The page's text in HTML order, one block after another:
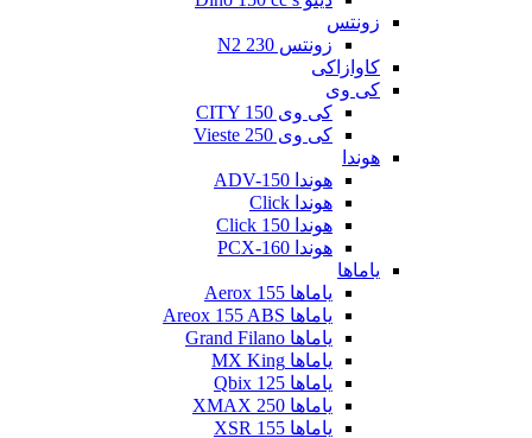
زونتس
زونتس N2 230
کاوازاکی
کی وی
کی وی CITY 150
کی وی Vieste 250
هوندا
هوندا ADV-150
هوندا Click
هوندا Click 150
هوندا PCX-160
یاماها
یاماها Aerox 155
یاماها Areox 155 ABS
یاماها Grand Filano
یاماها MX King
یاماها Qbix 125
یاماها XMAX 250
یاماها XSR 155